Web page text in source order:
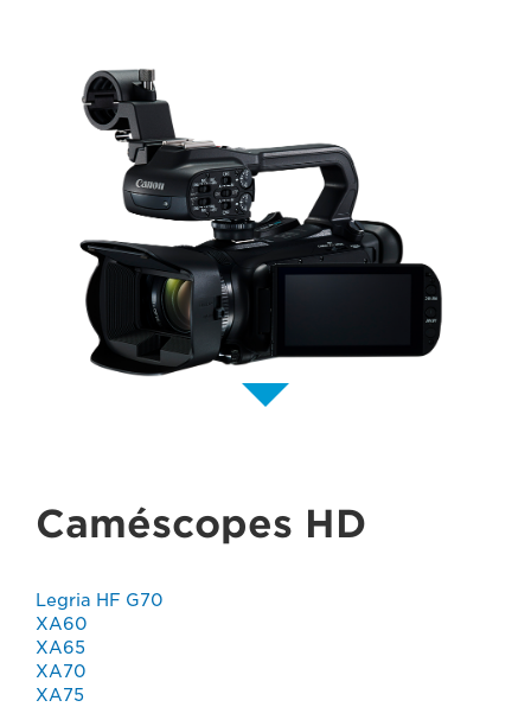
Caméscopes HD
Legria HF G70
XA60
XA65
XA70
XA75